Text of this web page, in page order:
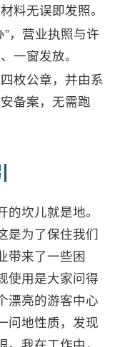
料无误即发照。
”，营业执照与许
一窗发放。
枚公章，并由系
备案，无需跑
坎儿就是地。
是为了保住我们
带来了一些困
使用是大家问得
漂亮的游客中心
问地性质，发现